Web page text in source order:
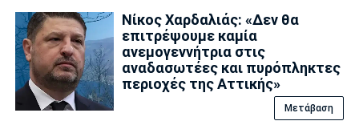
Νίκος Χαρδαλιάς: «Δεν θα
επιτρέψουμε καμία
ανεμογεννήτρια στις
αναδασωτέες και πυρόπληκτες
περιοχές της Αττικής»
Μετάβαση